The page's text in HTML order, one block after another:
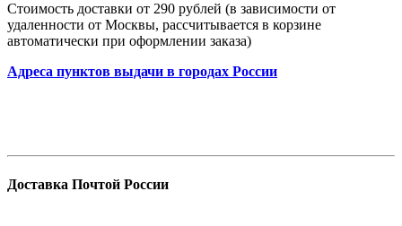
Стоимость доставки от 290 рублей (в зависимости от
удаленности от Москвы, рассчитывается в корзине
автоматически при оформлении заказа)
Адреса пунктов выдачи в городах России
Доставка Почтой России